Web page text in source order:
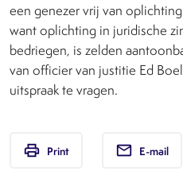
een genezer vrij van
want oplichting in juridische
bedriegen, is zelden
van officier van justitie Ed
uitspraak te vragen.
print Print email E-mail